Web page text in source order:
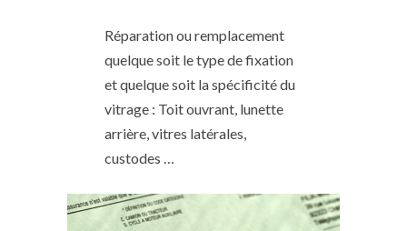
Réparation ou remplacement
quelque soit le type de fixation
et quelque soit la spécificité du
vitrage : Toit ouvrant, lunette
arrière, vitres latérales,
custodes …